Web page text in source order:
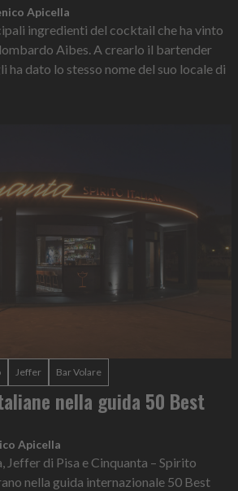
Apicella
ingredienti del cocktail che ha vinto
Aibes. A crearlo il bartender
ha dato lo stesso nome del suo locale di
Jeffer Bar Volare
nella guida 50 Best
Apicella
Jeffer di Pisa e Cinquanta – Spirito
nella guida internazionale 50 Best